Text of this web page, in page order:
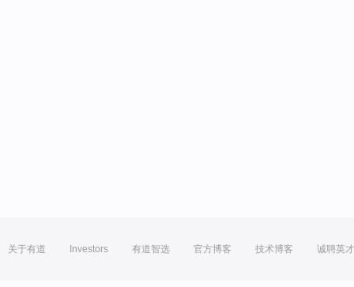
关于有道 Investors 有道智选 官方博客 技术博客 诚聘英才